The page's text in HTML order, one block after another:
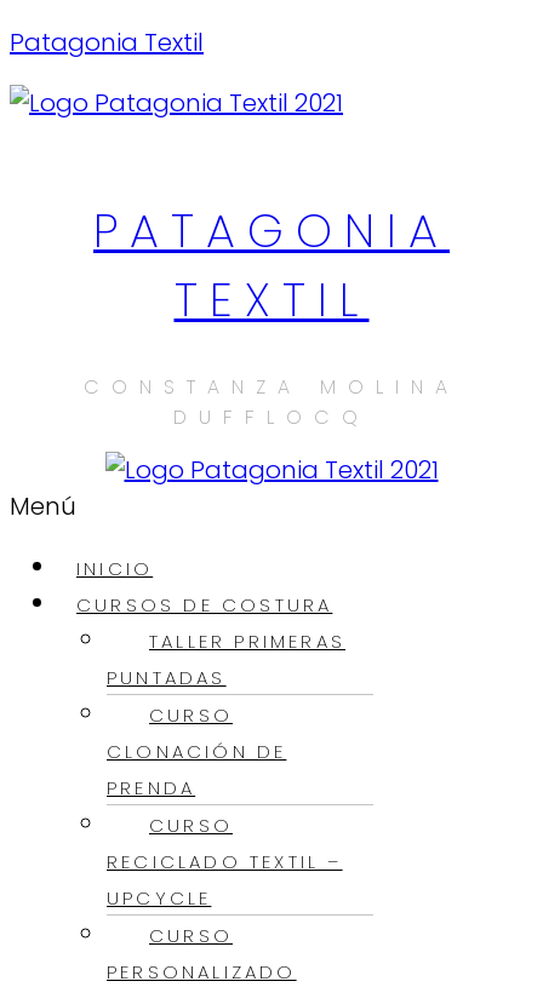
Patagonia Textil
PATAGONIA
TEXTIL
CONSTANZA MOLINA
DUFFLOCQ
Menú
INICIO
CURSOS DE COSTURA
TALLER PRIMERAS
PUNTADAS
CURSO
CLONACIÓN DE
PRENDA
CURSO
RECICLADO TEXTIL –
UPCYCLE
CURSO
PERSONALIZADO